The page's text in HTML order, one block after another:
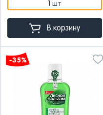
1 шт
В корзину
-35%